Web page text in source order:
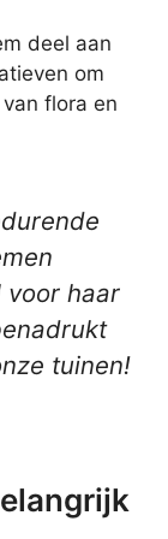
deel aan
om
flora en
voor haar
tuinen!